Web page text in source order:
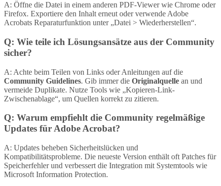
A: Öffne die Datei in einem anderen PDF-Viewer wie Chrome oder
Firefox. Exportiere den Inhalt erneut oder verwende Adobe
Acrobats Reparaturfunktion unter „Datei > Wiederherstellen“.
Q: Wie teile ich Lösungsansätze aus der Community
sicher?
A: Achte beim Teilen von Links oder Anleitungen auf die
Community Guidelines. Gib immer die Originalquelle an und
vermeide Duplikate. Nutze Tools wie „Kopieren-Link-
Zwischenablage“, um Quellen korrekt zu zitieren.
Q: Warum empfiehlt die Community regelmäßige
Updates für Adobe Acrobat?
A: Updates beheben Sicherheitslücken und
Kompatibilitätsprobleme. Die neueste Version enthält oft Patches für
Speicherfehler und verbessert die Integration mit Systemtools wie
Microsoft Information Protection.